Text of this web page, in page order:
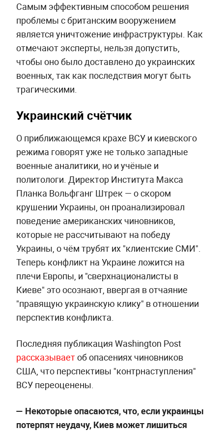
Самым эффективным способом решения
проблемы с британским вооружением
является уничтожение инфраструктуры. Как
отмечают эксперты, нельзя допустить,
чтобы оно было доставлено до украинских
военных, так как последствия могут быть
трагическими.
Украинский счётчик
О приближающемся крахе ВСУ и киевского
режима говорят уже не только западные
военные аналитики, но и учёные и
политологи. Директор Института Макса
Планка Вольфганг Штрек — о скором
крушении Украины, он проанализировал
поведение американских чиновников,
которые не рассчитывают на победу
Украины, о чём трубят их "клиентские СМИ".
Теперь конфликт на Украине ложится на
плечи Европы, и "сверхнационалисты в
Киеве" это осознают, ввергая в отчаяние
"правящую украинскую клику" в отношении
перспектив конфликта.
Последняя публикация Washington Post
рассказываетоб опасениях чиновников
США, что перспективы "контрнаступления"
ВСУ переоценены.
— Некоторые опасаются, что, если украинцы
потерпят неудачу, Киев может лишиться